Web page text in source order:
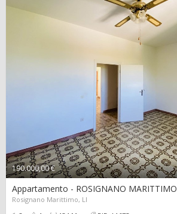
190.000,00 €
Appartamento - ROSIGNANO MARITTIMO
Rosignano Marittimo, LI